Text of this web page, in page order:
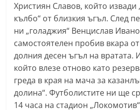
f
o
,
g
a
l
l
Християн Славов, който извади
кълбо“ от близкия ъгъл. След
ни „голаджия“ Венцислав
самостоятелен пробив вкара
долния десен ъгъл на вратата.
който влезе отново като
греда в края на мача за
долина“. Футболистите ни ще
14 часа на стадион